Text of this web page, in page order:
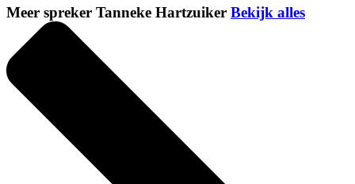
Meer spreker Tanneke Hartzuiker Bekijk alles